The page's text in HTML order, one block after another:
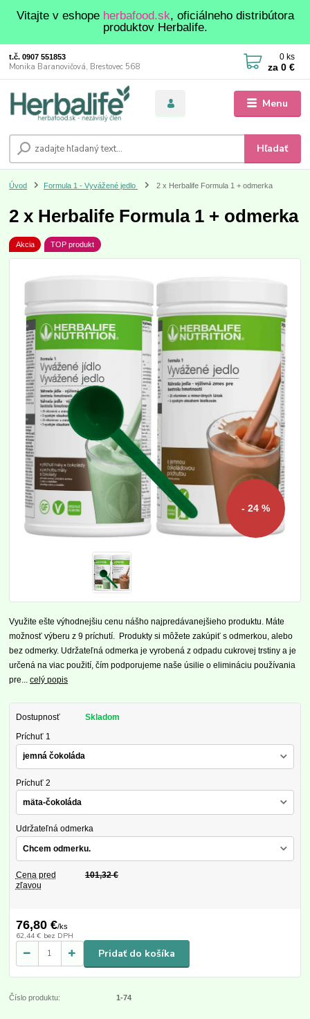
Vitajte v eshope herbafood.sk, oficiálneho distribútora
produktov Herbalife.
Menu
Hľadať
t.č. 0907 551853
Monika Baranovičová, Brestovec 568
0ks
za 0 €
Úvod Formula 1 - Vyvážené jedlo 2 x Herbalife Formula 1 + odmerka
2 x Herbalife Formula 1 + odmerka
Akcia TOP produkt
- 24 %
Využite ešte výhodnejšiu cenu nášho najpredávanejšieho produktu. Máte
možnosť výberu z 9 príchutí. Produkty si môžete zakúpiť s odmerkou, alebo
bez odmerky. Udržateľná odmerka je vyrobená z odpadu cukrovej trstiny a je
určená na viac použití, čím podporujeme naše úsilie o elimináciu používania
pre...celý popis
Dostupnosť Skladom
Príchuť 1
Príchuť 2
Udržateľná odmerka
Cena pred
zľavou
101,32 €
76,80 €/ks
62,44 € bez DPH
Pridať do košíka
Číslo produktu: 1-74